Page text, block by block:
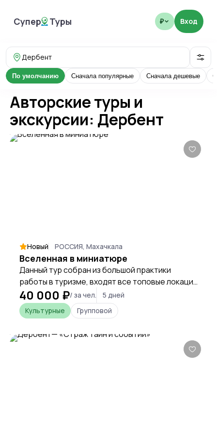
Супер Туры
SuperTours ₽ Вход
Дербент
По умолчанию Сначала популярные Сначала дешевые
Авторские туры и
экскурсии: Дербент
Новый РОССИЯ, Махачкала
Вселенная в миниатюре
Данный тур собран из большой практики
работы в туризме, входят все топовые локации
Дагестана, маршрут составлен таким образом
что бы минимизировать логистику и больше
времени уделять самой красоте
40 000 ₽/ за чел.
5 дней
Культурные
Групповой